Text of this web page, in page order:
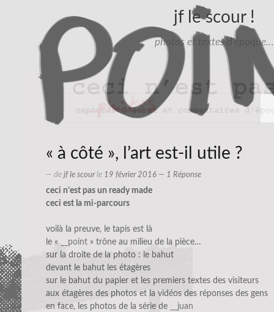
jf le scour !
photos et textes d'époque…
« à côté », l’art est-il utile ?
— de jf le scourle 19 février 2016 — 1 Réponse
ceci n’est pas un ready made
ceci est la mi-parcours
voilà la preuve, le tapis est là
le «
__point » trône au milieu de la pièce…
sur la droite de la photo : le bahut
devant le bahut les étagères
sur le bahut du papier et les premiers textes des visiteurs
aux étagères des photos et la vidéos des réponses des gens
en face, les photos de la série de
__juan